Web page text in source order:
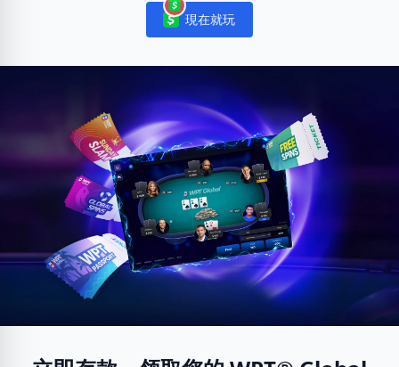
Notifications
現在就玩